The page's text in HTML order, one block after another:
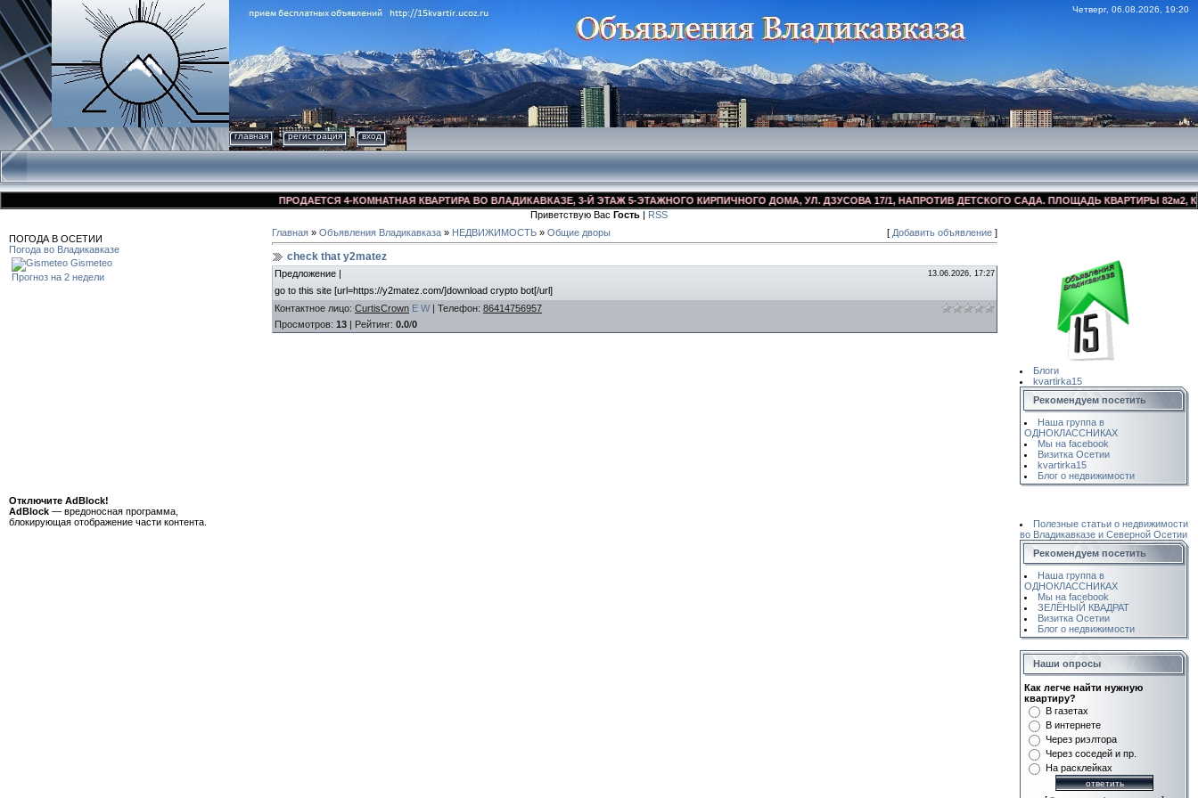
Четверг, 06.08.2026, 19:20
главная регистрация вход
ПРОДАЕТСЯ 4-КОМНАТНАЯ КВАРТИРА ВО ВЛАДИКАВКАЗЕ, 3-Й ЭТАЖ 5-ЭТАЖНОГО КИРПИЧНОГО ДОМА, УЛ. ДЗУСОВА 17/1, НАПРОТИВ ДЕТСКОГО САДА. ПЛОЩАДЬ КВАРТИРЫ 82м2,
Приветствую Вас Гость | RSS
ПОГОДА В ОСЕТИИ
Погода во Владикавказе
Gismeteo
Прогноз на 2 недели
Отключите AdBlock!
AdBlock — вредоносная программа,
блокирующая отображение части контента.
Главная » Объявления Владикавказа » НЕДВИЖИМОСТЬ » Общие дворы [ Добавить объявление ]
check that y2matez
Предложение | 13.06.2026, 17:27
go to this site [url=https://y2matez.com/]download crypto bot[/url]
Контактное лицо: CurtisCrown E W | Телефон: 86414756957
Просмотров: 13 | Рейтинг: 0.0/0
Блоги
kvartirka15
Рекомендуем посетить
Наша группа в
ОДНОКЛАССНИКАХ
Мы на facebook
Визитка Осетии
kvartirka15
Блог о недвижимости
Полезные статьи о недвижимости
во Владикавказе и Северной Осетии
Рекомендуем посетить
Наша группа в
ОДНОКЛАССНИКАХ
Мы на facebook
ЗЕЛЁНЫЙ КВАДРАТ
Визитка Осетии
Блог о недвижимости
Наши опросы
Как легче найти нужную
квартиру?
В газетах
В интернете
Через риэлтора
Через соседей и пр.
На расклейках